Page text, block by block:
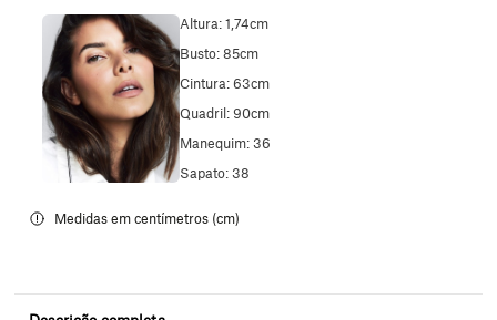
Altura: 1,74cm
Busto: 85cm
Cintura: 63cm
Quadril: 90cm
Manequim: 36
Sapato: 38